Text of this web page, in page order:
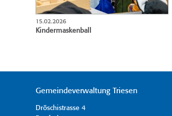
15.02.2026
Kinderma­skenball
Gemeindeverwaltung Triesen
Dröschistrasse 4